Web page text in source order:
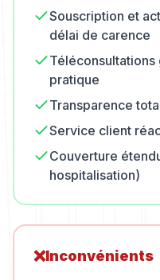
Souscription et
délai de carence
Téléconsultations
pratique
Transparence
Service client
Couverture
hospitalisation)
❌Inconvénients